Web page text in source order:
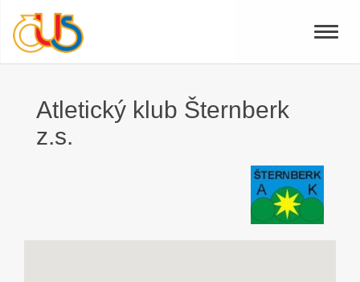
Toggle
Atletický klub Šternberk
z.s.